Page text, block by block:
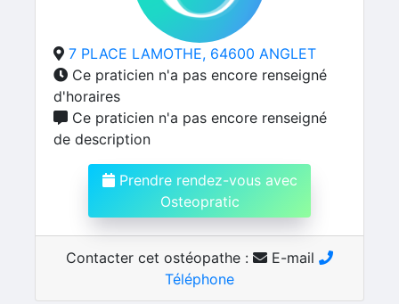
7 PLACE LAMOTHE, 64600 ANGLET
Ce praticien n'a pas encore renseigné
d'horaires
Ce praticien n'a pas encore renseigné
de description
Prendre rendez-vous avec
Osteopratic
Contacter cet ostéopathe :
E-mail
Téléphone